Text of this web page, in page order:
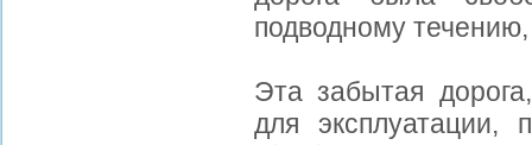
подводному
Эта забытая
для эксплуатации,